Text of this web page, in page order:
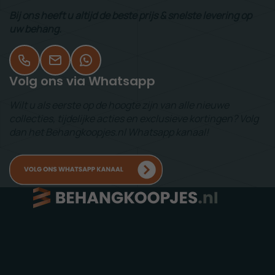
Volg ons via Whatsapp